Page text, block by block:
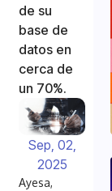
de su
base de
datos en
cerca de
un 70%.
Sep, 02,
2025
Ayesa,